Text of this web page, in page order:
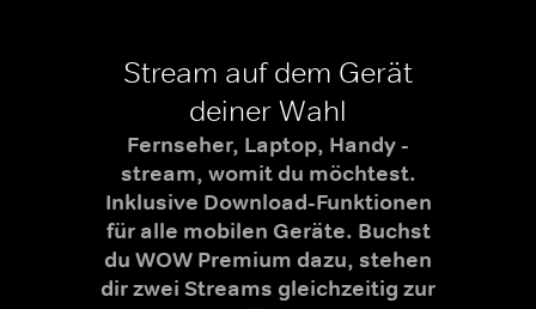
Stream auf dem Gerät
deiner Wahl
Fernseher, Laptop, Handy -
stream, womit du möchtest.
Inklusive Download-Funktionen
für alle mobilen Geräte. Buchst
du WOW Premium dazu, stehen
dir zwei Streams gleichzeitig zur